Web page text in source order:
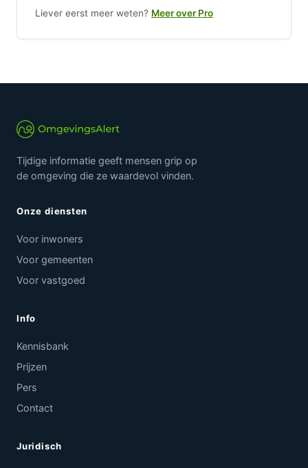
Liever eerst meer weten? Meer over Pro
Tijdige informatie geeft mensen grip op
de omgeving die ze waardevol vinden.
Onze diensten
Voor inwoners
Voor gemeenten
Voor vastgoed
Info
Kennisbank
Prijzen
Pers
Contact
Juridisch